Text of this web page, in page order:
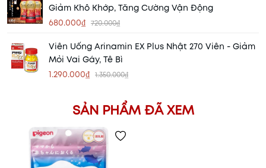
Giảm Khô Khớp, Tăng Cường Vận Động
680.000₫ 720.000₫
Viên Uống Arinamin EX Plus Nhật 270 Viên - Giảm
Mỏi Vai Gáy, Tê Bì
1.290.000₫ 1.350.000₫
SẢN PHẨM ĐÃ XEM